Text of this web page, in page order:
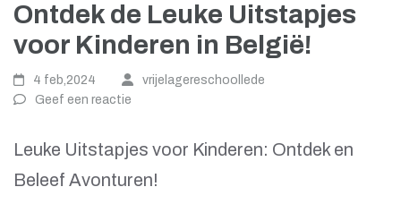
Ontdek de Leuke Uitstapjes
voor Kinderen in België!
4 feb,2024
vrijelagereschoollede
Geef een reactie
Leuke Uitstapjes voor Kinderen: Ontdek en
Beleef Avonturen!